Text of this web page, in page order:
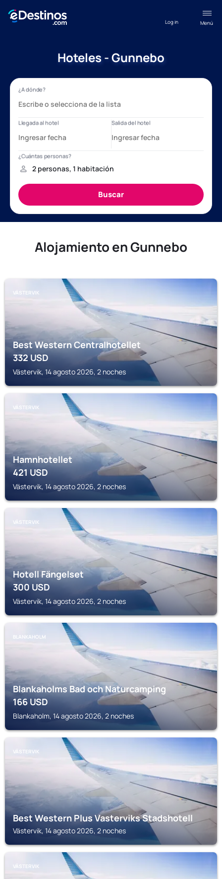
Menú
Log in
Hoteles - Gunnebo
Alojamiento en Gunnebo
VÄSTERVIK
Best Western Centralhotellet
332USD
Västervik, 14 agosto 2026, 2 noches
VÄSTERVIK
Hamnhotellet
421USD
Västervik, 14 agosto 2026, 2 noches
VÄSTERVIK
Hotell Fängelset
300USD
Västervik, 14 agosto 2026, 2 noches
BLANKAHOLM
Blankaholms Bad och Naturcamping
166USD
Blankaholm, 14 agosto 2026, 2 noches
VÄSTERVIK
Best Western Plus Vasterviks Stadshotell
Västervik, 14 agosto 2026, 2 noches
VÄSTERVIK